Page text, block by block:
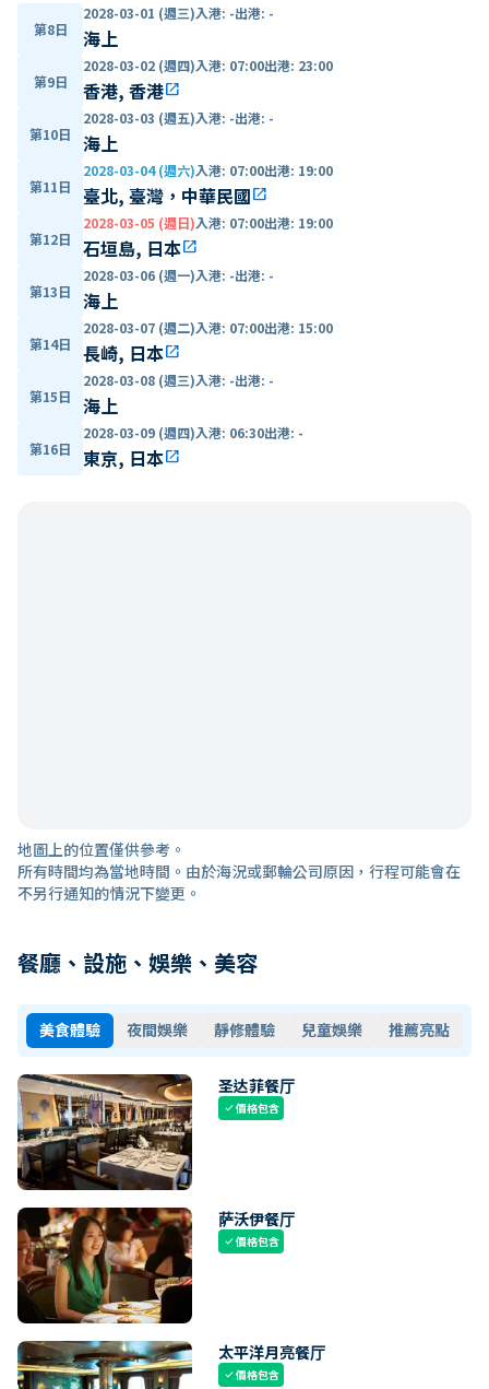
第8日
2028-03-01 (週三)入港: -出港: -
海上
第9日
2028-03-02 (週四)入港: 07:00出港: 23:00
香港, 香港open_in_new
第10日
2028-03-03 (週五)入港: -出港: -
海上
第11日
2028-03-04 (週六)入港: 07:00出港: 19:00
臺北, 臺灣，中華民國open_in_new
第12日
2028-03-05 (週日)入港: 07:00出港: 19:00
石垣島, 日本open_in_new
第13日
2028-03-06 (週一)入港: -出港: -
海上
第14日
2028-03-07 (週二)入港: 07:00出港: 15:00
長崎, 日本open_in_new
第15日
2028-03-08 (週三)入港: -出港: -
海上
第16日
2028-03-09 (週四)入港: 06:30出港: -
東京, 日本open_in_new
地圖上的位置僅供參考。
所有時間均為當地時間。由於海況或郵輪公司原因，行程可能會在
不另行通知的情況下變更。
餐廳、設施、娛樂、美容
美食體驗 夜間娛樂 靜修體驗 兒童娛樂 推薦亮點
圣达菲餐厅
check價格包含
萨沃伊餐厅
check價格包含
太平洋月亮餐厅
check價格包含